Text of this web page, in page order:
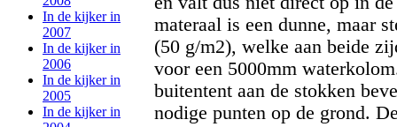
In de kijker in
2007
In de kijker in
2006
In de kijker in
2005
In de kijker in
materaal is een dunne, maar
(50 g/m2), welke aan beide
voor een 5000mm
buitentent aan de stokken
nodige punten op de grond.